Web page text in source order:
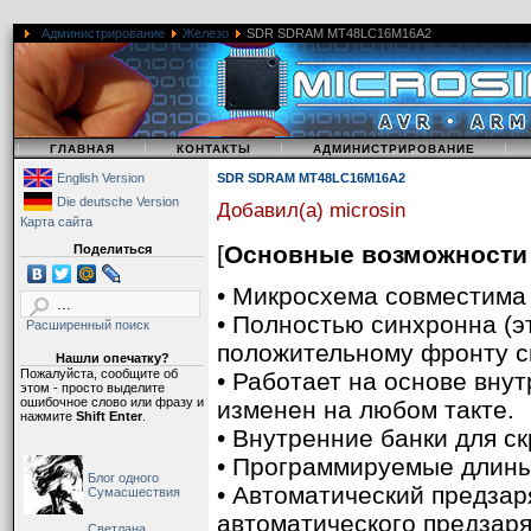
Администрирование Железо SDR SDRAM MT48LC16M16A2
| ГЛАВНАЯ | КОНТАКТЫ | АДМИНИСТРИРОВАНИЕ |
English Version
Die deutsche Version
Карта сайта
Поделиться
Расширенный поиск
Нашли опечатку?
Пожалуйста, сообщите об
этом - просто выделите
ошибочное слово или фразу и
нажмите Shift Enter.
Блог одного
Сумасшествия
SDR SDRAM MT48LC16M16A2
Добавил(а) microsin
[Основные возможности
• Микросхема
• Полностью синхронна
положительному фронту
• Работает на основе
изменен на любом такте.
• Внутренние банки для
• Программируемые
• Автоматический
автоматического
Базовым элементом
конденсатор.
себе заряд
емкость, воздушный
газом, мы можем
[3]).